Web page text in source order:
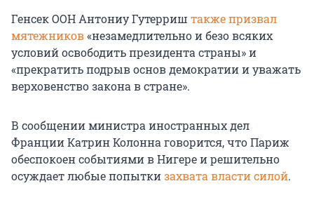
Генсек ООН Антониу Гутерриш также призвал
мятежников«незамедлительно и безо всяких
условий освободить президента страны» и
«прекратить подрыв основ демократии и уважать
верховенство закона в стране».
В сообщении министра иностранных дел
Франции Катрин Колонна говорится, что Париж
обеспокоен событиями в Нигере и решительно
осуждает любые попыткизахвата власти силой.